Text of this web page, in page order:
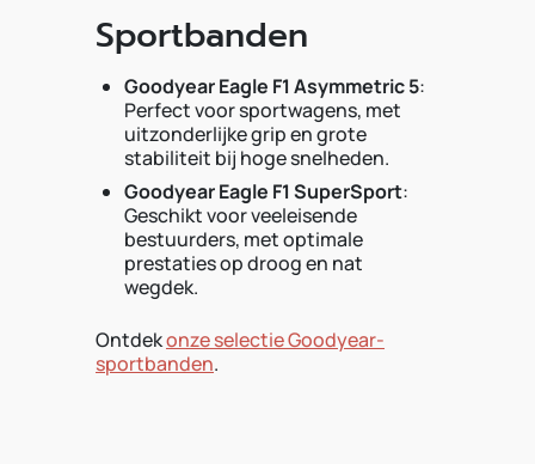
Sportbanden
Goodyear Eagle F1 Asymmetric 5:
Perfect voor sportwagens, met
uitzonderlijke grip en grote
stabiliteit bij hoge snelheden.
Goodyear Eagle F1 SuperSport:
Geschikt voor veeleisende
bestuurders, met optimale
prestaties op droog en nat
wegdek.
Ontdekonze selectie Goodyear-
sportbanden.